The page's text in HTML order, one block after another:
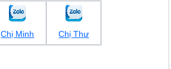
Chị Minh Chị Thư